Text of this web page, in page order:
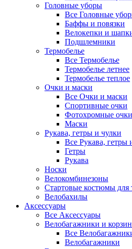
Головные уборы
Все Головные
Баффы и повязки
Велокепки и
Подшлемники
Термобелье
Все Термобелье
Термобелье летнее
Термобелье теплое
Очки и маски
Все Очки и маски
Спортивные очки
Фотохромные очки
Маски
Рукава, гетры и чулки
Все Рукава, гетры
Гетры
Рукава
Носки
Велокомбинезоны
Стартовые костюмы для
Велобахилы
Аксессуары
Все Аксессуары
Велобагажники и
Все
Велобагажники